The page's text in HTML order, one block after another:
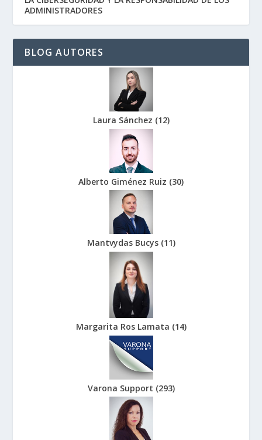
ADMINISTRADORES
BLOG AUTORES
Laura Sánchez (12)
Alberto Giménez Ruiz (30)
Mantvydas Bucys (11)
Margarita Ros Lamata (14)
Varona Support (293)